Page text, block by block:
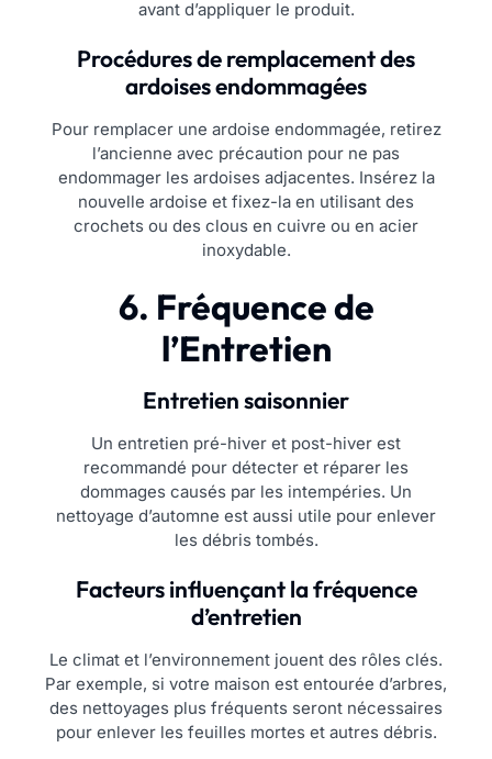
avant d’appliquer le produit.
Procédures de remplacement des
ardoises endommagées
Pour remplacer une ardoise endommagée, retirez
l’ancienne avec précaution pour ne pas
endommager les ardoises adjacentes. Insérez la
nouvelle ardoise et fixez-la en utilisant des
crochets ou des clous en cuivre ou en acier
inoxydable.
6. Fréquence de
l’Entretien
Entretien saisonnier
Un entretien pré-hiver et post-hiver est
recommandé pour détecter et réparer les
dommages causés par les intempéries. Un
nettoyage d’automne est aussi utile pour enlever
les débris tombés.
Facteurs influençant la fréquence
d’entretien
Le climat et l’environnement jouent des rôles clés.
Par exemple, si votre maison est entourée d’arbres,
des nettoyages plus fréquents seront nécessaires
pour enlever les feuilles mortes et autres débris.